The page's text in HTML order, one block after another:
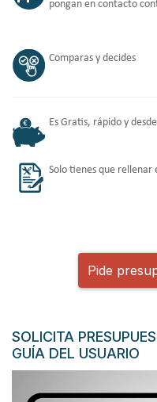
pongan en contacto
Comparas y decides
Es Gratis, rápido y
Solo tienes que
Pide
SOLICITA
GUÍA DEL USUARIO